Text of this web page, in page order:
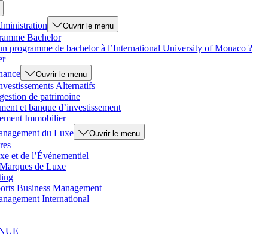
Ouvrir le menu
Bachelor
programme de bachelor à l’International University of Monaco ?
Ouvrir le menu
Alternatifs
de patrimoine
et banque d’investissement
Immobilier
du Luxe
Ouvrir le menu
et de l’Événementiel
de Luxe
Business Management
International